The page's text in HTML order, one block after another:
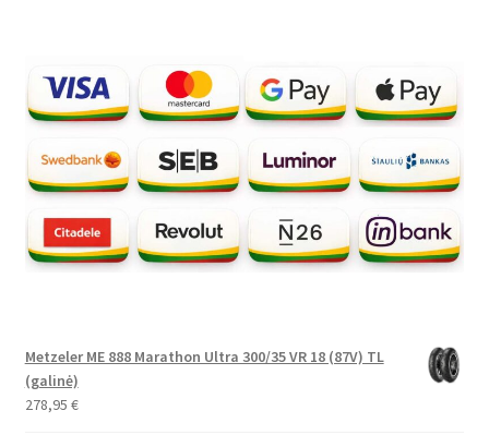
Metzeler ME 888 Marathon Ultra 300/35 VR 18 (87V) TL
(galinė)
278,95 €